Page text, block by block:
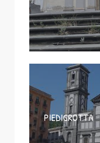
PIEDIGROTTA